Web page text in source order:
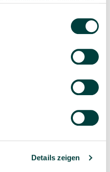
Details zeigen
Kompetente und
1-3 Werktage Lieferzeit
eigenen Lager